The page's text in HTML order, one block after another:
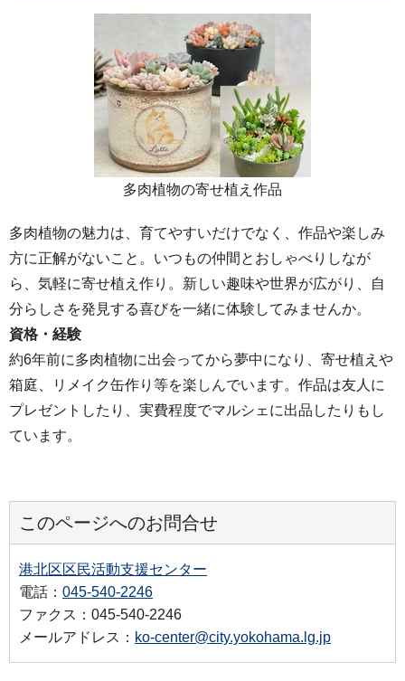
多肉植物の寄せ植え作品
多肉植物の魅力は、育てやすいだけでなく、作品や楽しみ
方に正解がないこと。いつもの仲間とおしゃべりしなが
ら、気軽に寄せ植え作り。新しい趣味や世界が広がり、自
分らしさを発見する喜びを一緒に体験してみませんか。
資格・経験
約6年前に多肉植物に出会ってから夢中になり、寄せ植えや
箱庭、リメイク缶作り等を楽しんでいます。作品は友人に
プレゼントしたり、実費程度でマルシェに出品したりもし
ています。
このページへのお問合せ
港北区区民活動支援センター
電話： 045-540-2246
ファクス：045-540-2246
メールアドレス： ko-center@city.yokohama.lg.jp